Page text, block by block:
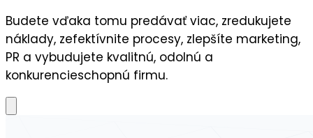
Budete vďaka tomu predávať viac, zredukujete
náklady, zefektívnite procesy, zlepšíte marketing,
PR a vybudujete kvalitnú, odolnú a
konkurencieschopnú firmu.